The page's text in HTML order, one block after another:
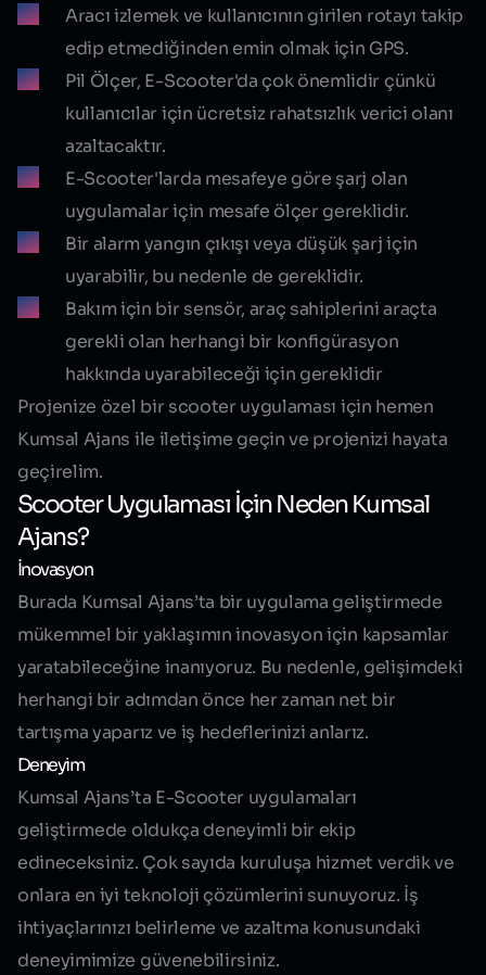
Aracı izlemek ve kullanıcının girilen rotayı takip
edip etmediğinden emin olmak için GPS.
Pil Ölçer, E-Scooter'da çok önemlidir çünkü
kullanıcılar için ücretsiz rahatsızlık verici olanı
azaltacaktır.
E-Scooter'larda mesafeye göre şarj olan
uygulamalar için mesafe ölçer gereklidir.
Bir alarm yangın çıkışı veya düşük şarj için
uyarabilir, bu nedenle de gereklidir.
Bakım için bir sensör, araç sahiplerini araçta
gerekli olan herhangi bir konfigürasyon
hakkında uyarabileceği için gereklidir
Projenize özel bir scooter uygulaması için hemen
Kumsal Ajans ile iletişime geçin ve projenizi hayata
geçirelim.
Scooter Uygulaması İçin Neden Kumsal
Ajans?
İnovasyon
Burada Kumsal Ajans’ta bir uygulama geliştirmede
mükemmel bir yaklaşımın inovasyon için kapsamlar
yaratabileceğine inanıyoruz. Bu nedenle, gelişimdeki
herhangi bir adımdan önce her zaman net bir
tartışma yaparız ve iş hedeflerinizi anlarız.
Deneyim
Kumsal Ajans’ta E-Scooter uygulamaları
geliştirmede oldukça deneyimli bir ekip
edineceksiniz. Çok sayıda kuruluşa hizmet verdik ve
onlara en iyi teknoloji çözümlerini sunuyoruz. İş
ihtiyaçlarınızı belirleme ve azaltma konusundaki
deneyimimize güvenebilirsiniz.